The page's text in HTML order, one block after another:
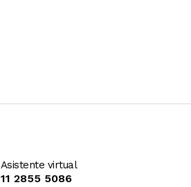
Asistente virtual
11 2855 5086